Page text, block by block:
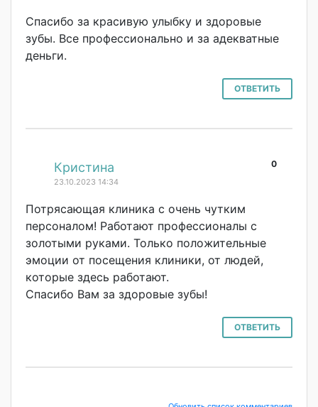
Спасибо за красивую улыбку и здоровые
зубы. Все профессионально и за адекватные
деньги.
ОТВЕТИТЬ
0
Кристина
23.10.2023 14:34
Потрясающая клиника с очень чутким
персоналом! Работают профессионалы с
золотыми руками. Только положительные
эмоции от посещения клиники, от людей,
которые здесь работают.
Спасибо Вам за здоровые зубы!
ОТВЕТИТЬ